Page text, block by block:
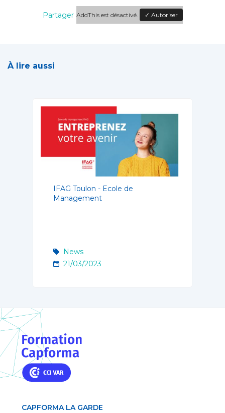
Partager AddThis est désactivé. ✓ Autoriser
À lire aussi
IFAG Toulon - Ecole de
Management
News
21/03/2023
CAPFORMA LA GARDE